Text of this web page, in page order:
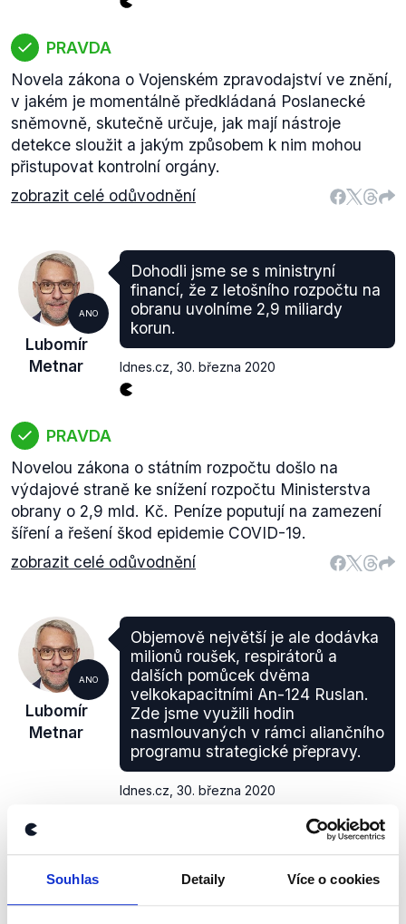
Souhlas Detaily Více o cookies
PRAVDA
Novela zákona o Vojenském zpravodajství ve znění,
v jakém je momentálně předkládaná Poslanecké
sněmovně, skutečně určuje, jak mají nástroje
detekce sloužit a jakým způsobem k nim mohou
přistupovat kontrolní orgány.
zobrazit celé odůvodnění
ANO
Lubomír
Metnar
Dohodli jsme se s ministryní
financí, že z letošního rozpočtu na
obranu uvolníme 2,9 miliardy
korun.
Idnes.cz 30. března 2020
PRAVDA
Novelou zákona o státním rozpočtu došlo na
výdajové straně ke snížení rozpočtu Ministerstva
obrany o 2,9 mld. Kč. Peníze poputují na zamezení
šíření a řešení škod epidemie COVID-19.
zobrazit celé odůvodnění
ANO
Lubomír
Metnar
Objemově největší je ale dodávka
milionů roušek, respirátorů a
dalších pomůcek dvěma
velkokapacitními An-124 Ruslan.
Zde jsme využili hodin
nasmlouvaných v rámci aliančního
programu strategické přepravy.
Idnes.cz 30. března 2020
PRAVDA
Česko může využít kapacitně největší letouny